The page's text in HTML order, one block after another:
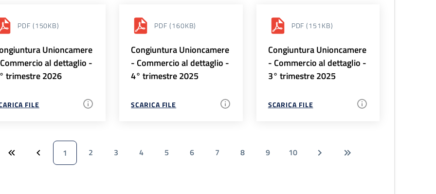
PDF (150KB)
Unioncamere
al dettaglio -
trimestre 2026
FILE
PDF (160KB)
Congiuntura Unioncamere
- Commercio al dettaglio -
4° trimestre 2025
SCARICA FILE
PDF (151KB)
Congiuntura Unioncamere
- Commercio al dettaglio -
3° trimestre 2025
SCARICA FILE
1 2 3 4 5 6 7 8 9 10